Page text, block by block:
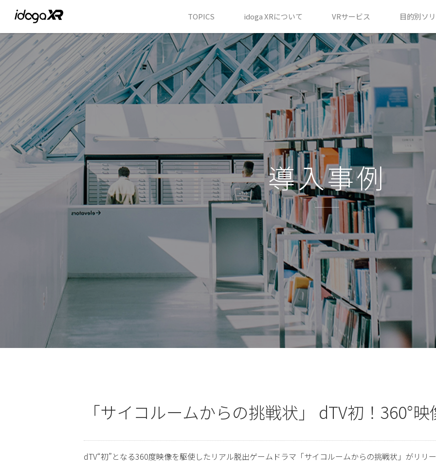
TOPICS idoga XRについて VRサービス 目的別ソ
導入事例
「サイコルームからの挑戦状」 dTV初！360°映
dTV“初”となる360度映像を駆使したリアル脱出ゲームドラマ「サイコルームからの挑戦状」がリリー